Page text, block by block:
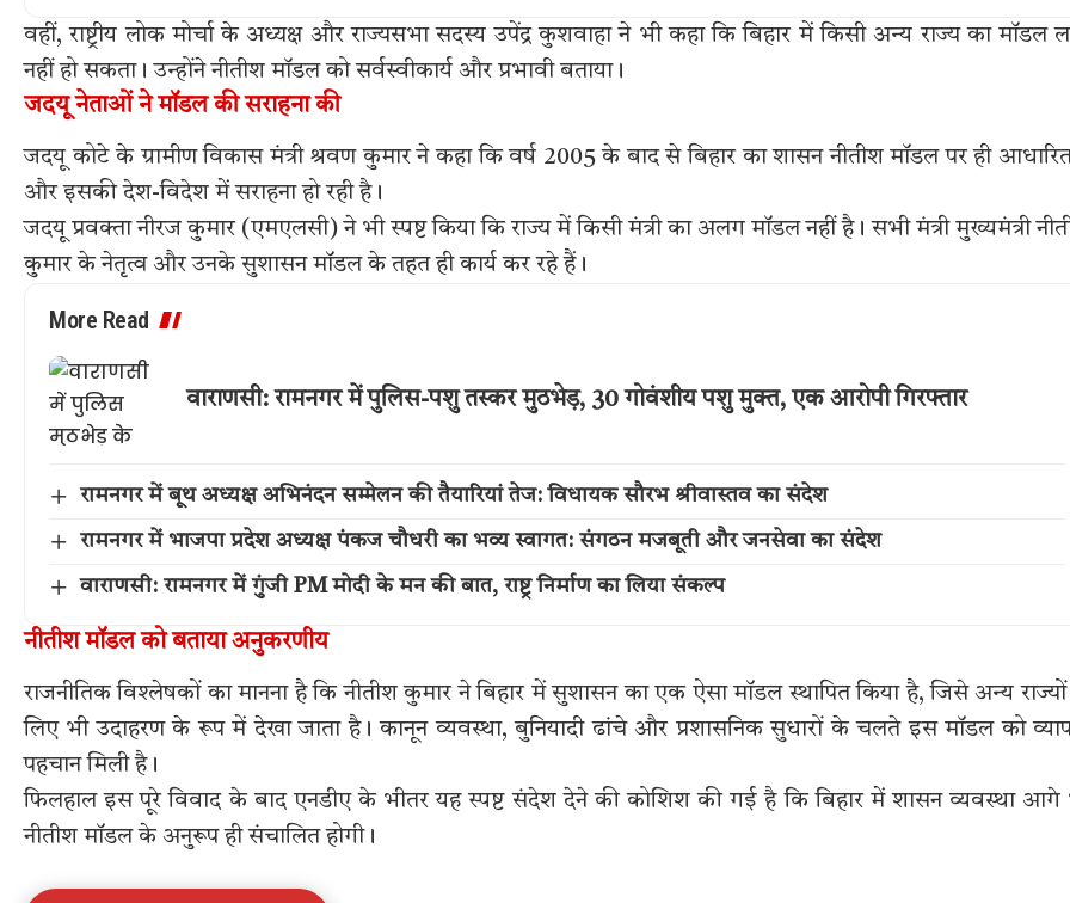
वहीं, राष्ट्रीय लोक मोर्चा के अध्यक्ष और राज्यसभा सदस्य उपेंद्र कुशवाहा ने भी कहा कि बिहार में किसी अन्य राज्य का मॉडल
नहीं हो सकता। उन्होंने नीतीश मॉडल को सर्वस्वीकार्य और प्रभावी बताया।
जदयू नेताओं ने मॉडल की सराहना की
जदयू कोटे के ग्रामीण विकास मंत्री श्रवण कुमार ने कहा कि वर्ष 2005 के बाद से बिहार का शासन नीतीश मॉडल पर ही
और इसकी देश-विदेश में सराहना हो रही है।
जदयू प्रवक्ता नीरज कुमार (एमएलसी) ने भी स्पष्ट किया कि राज्य में किसी मंत्री का अलग मॉडल नहीं है। सभी मंत्री मुख्यमंत्री
कुमार के नेतृत्व और उनके सुशासन मॉडल के तहत ही कार्य कर रहे हैं।
More Read
वाराणसी: रामनगर में पुलिस-पशु तस्कर मुठभेड़, 30 गोवंशीय पशु मुक्त, एक आरोपी गिरफ्तार
रामनगर में बूथ अध्यक्ष अभिनंदन सम्मेलन की तैयारियां तेज: विधायक सौरभ श्रीवास्तव का संदेश
रामनगर में भाजपा प्रदेश अध्यक्ष पंकज चौधरी का भव्य स्वागत: संगठन मजबूती और जनसेवा का संदेश
वाराणसी: रामनगर में गुंजी PM मोदी के मन की बात, राष्ट्र निर्माण का लिया संकल्प
नीतीश मॉडल को बताया अनुकरणीय
राजनीतिक विश्लेषकों का मानना है कि नीतीश कुमार ने बिहार में सुशासन का एक ऐसा मॉडल स्थापित किया है, जिसे अन्य
लिए भी उदाहरण के रूप में देखा जाता है। कानून व्यवस्था, बुनियादी ढांचे और प्रशासनिक सुधारों के चलते इस मॉडल को
पहचान मिली है।
फिलहाल इस पूरे विवाद के बाद एनडीए के भीतर यह स्पष्ट संदेश देने की कोशिश की गई है कि बिहार में शासन व्यवस्था आगे
नीतीश मॉडल के अनुरूप ही संचालित होगी।